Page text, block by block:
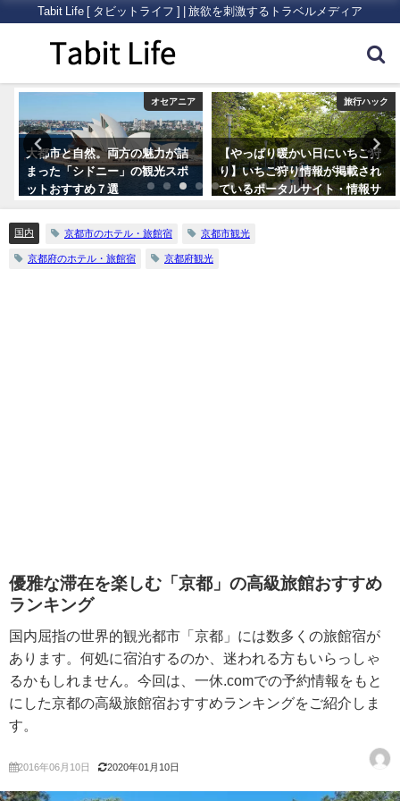
Tabit Life [ タビットライフ ] | 旅欲を刺激するトラベルメディア
オセアニア
大都市と自然。両方の魅力が詰
まった「シドニー」の観光スポ
ットおすすめ７選
旅行ハック
【やっぱり暖かい日にいちご狩
り】いちご狩り情報が掲載され
ているポータルサイト・情報サ
イトまとめ5つ
国内 京都市のホテル・旅館宿 京都市観光
京都府のホテル・旅館宿 京都府観光
優雅な滞在を楽しむ「京都」の高級旅館おすすめ
ランキング
国内屈指の世界的観光都市「京都」には数多くの旅館宿が
あります。何処に宿泊するのか、迷われる方もいらっしゃ
るかもしれません。今回は、一休.comでの予約情報をもと
にした京都の高級旅館宿おすすめランキングをご紹介しま
す。
2016年06月10日 2020年01月10日